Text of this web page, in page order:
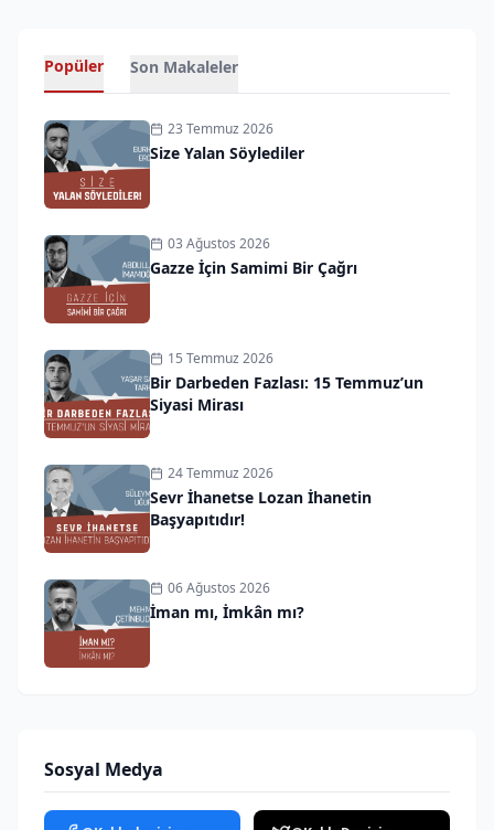
Popüler Son Makaleler
23 Temmuz 2026
Size Yalan Söylediler
03 Ağustos 2026
Gazze İçin Samimi Bir Çağrı
15 Temmuz 2026
Bir Darbeden Fazlası: 15 Temmuz’un
Siyasi Mirası
24 Temmuz 2026
Sevr İhanetse Lozan İhanetin
Başyapıtıdır!
06 Ağustos 2026
İman mı, İmkân mı?
Sosyal Medya